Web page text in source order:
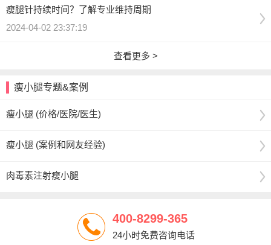
瘦腿针持续时间？了解专业维持周期
2024-04-02 23:37:19
查看更多 >
瘦小腿专题&案例
瘦小腿 (价格/医院/医生)
瘦小腿 (案例和网友经验)
肉毒素注射瘦小腿
400-8299-365
24小时免费咨询电话